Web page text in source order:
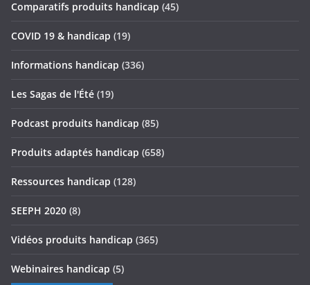
Comparatifs produits handicap (45)
COVID 19 & handicap (19)
Informations handicap (336)
Les Sagas de l'Été (19)
Podcast produits handicap (85)
Produits adaptés handicap (658)
Ressources handicap (128)
SEEPH 2020 (8)
Vidéos produits handicap (365)
Webinaires handicap (5)